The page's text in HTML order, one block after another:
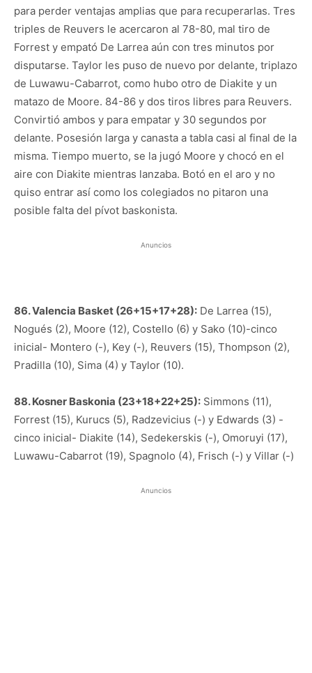
para perder ventajas amplias que para recuperarlas. Tres
triples de Reuvers le acercaron al 78-80, mal tiro de
Forrest y empató De Larrea aún con tres minutos por
disputarse. Taylor les puso de nuevo por delante, triplazo
de Luwawu-Cabarrot, como hubo otro de Diakite y un
matazo de Moore. 84-86 y dos tiros libres para Reuvers.
Convirtió ambos y para empatar y 30 segundos por
delante. Posesión larga y canasta a tabla casi al final de la
misma. Tiempo muerto, se la jugó Moore y chocó en el
aire con Diakite mientras lanzaba. Botó en el aro y no
quiso entrar así como los colegiados no pitaron una
posible falta del pívot baskonista.
Anuncios
86. Valencia Basket (26+15+17+28): De Larrea (15),
Nogués (2), Moore (12), Costello (6) y Sako (10)-cinco
inicial- Montero (-), Key (-), Reuvers (15), Thompson (2),
Pradilla (10), Sima (4) y Taylor (10).
88. Kosner Baskonia (23+18+22+25): Simmons (11),
Forrest (15), Kurucs (5), Radzevicius (-) y Edwards (3) -
cinco inicial- Diakite (14), Sedekerskis (-), Omoruyi (17),
Luwawu-Cabarrot (19), Spagnolo (4), Frisch (-) y Villar (-)
Anuncios